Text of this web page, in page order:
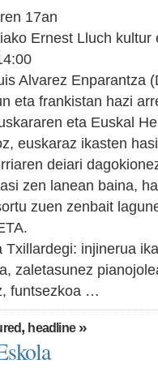
17an
Ernest Lluch kultur
Alvarez Enparantza
eta frankistan hazi
eta Euskal
euskaraz ikasten
deiari
zen lanean baina,
zuen zenbait
injinerua
zaletasunez
funtsezkoa …
, headline»